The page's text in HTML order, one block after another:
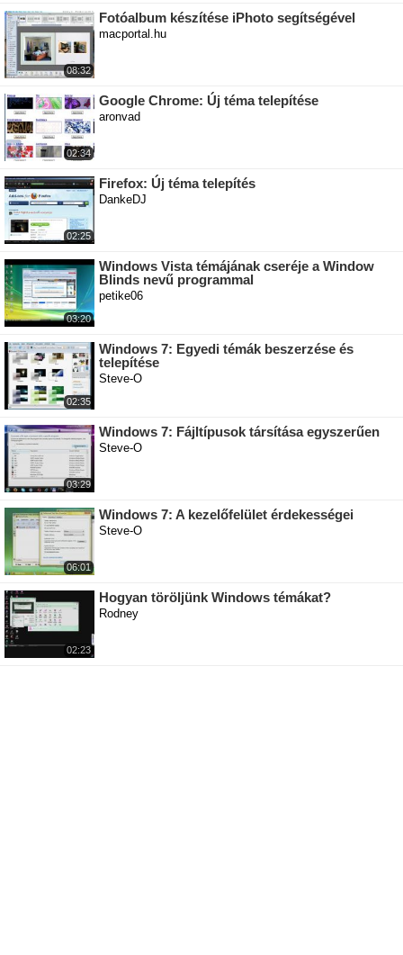
08:32
Fotóalbum készítése iPhoto segítségével
macportal.hu
02:34
Google Chrome: Új téma telepítése
aronvad
02:25
Firefox: Új téma telepítés
DankeDJ
03:20
Windows Vista témájának cseréje a Window
Blinds nevű programmal
petike06
02:35
Windows 7: Egyedi témák beszerzése és
telepítése
Steve-O
03:29
Windows 7: Fájltípusok társítása egyszerűen
Steve-O
06:01
Windows 7: A kezelőfelület érdekességei
Steve-O
02:23
Hogyan töröljünk Windows témákat?
Rodney